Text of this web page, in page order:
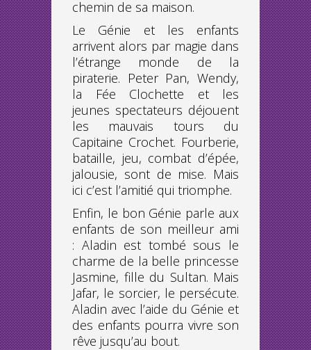
chemin de sa maison.
Le Génie et les enfants
arrivent alors par magie dans
l’étrange monde de la
piraterie. Peter Pan, Wendy,
la Fée Clochette et les
jeunes spectateurs déjouent
les mauvais tours du
Capitaine Crochet. Fourberie,
bataille, jeu, combat d’épée,
jalousie, sont de mise. Mais
ici c’est l’amitié qui triomphe.
Enfin, le bon Génie parle aux
enfants de son meilleur ami
: Aladin est tombé sous le
charme de la belle princesse
Jasmine, fille du Sultan. Mais
Jafar, le sorcier, le persécute.
Aladin avec l’aide du Génie et
des enfants pourra vivre son
rêve jusqu’au bout.